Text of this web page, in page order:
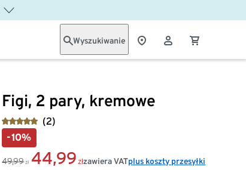
Wyszukiwanie
Figi, 2 pary, kremowe
(2)
-10%
49,99 zł 44,99 złzawiera VATplus koszty przesyłki